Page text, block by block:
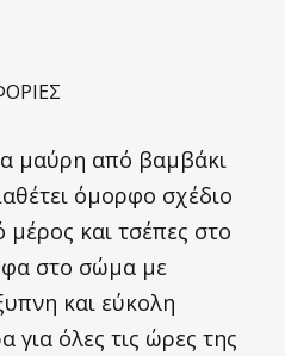
μαύρη από βαμβάκι
όμορφο σχέδιο
και τσέπες στο
στο σώμα με
και εύκολη
για όλες τις ώρες της